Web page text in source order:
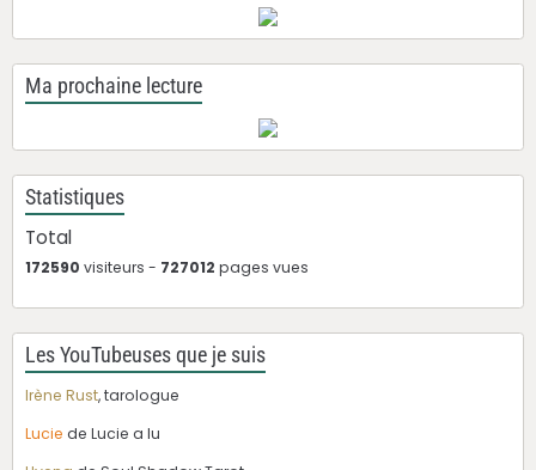
Ma prochaine lecture
Statistiques
Total
172590 visiteurs - 727012 pages vues
Les YouTubeuses que je suis
Irène Rust, tarologue
Lucie de Lucie a lu